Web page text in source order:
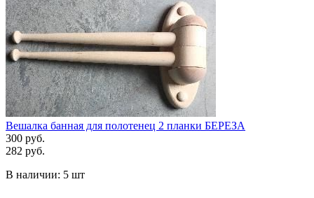
Вешалка банная для полотенец 2 планки БЕРЕЗА
300 руб.
282 руб.
В наличии: 5 шт